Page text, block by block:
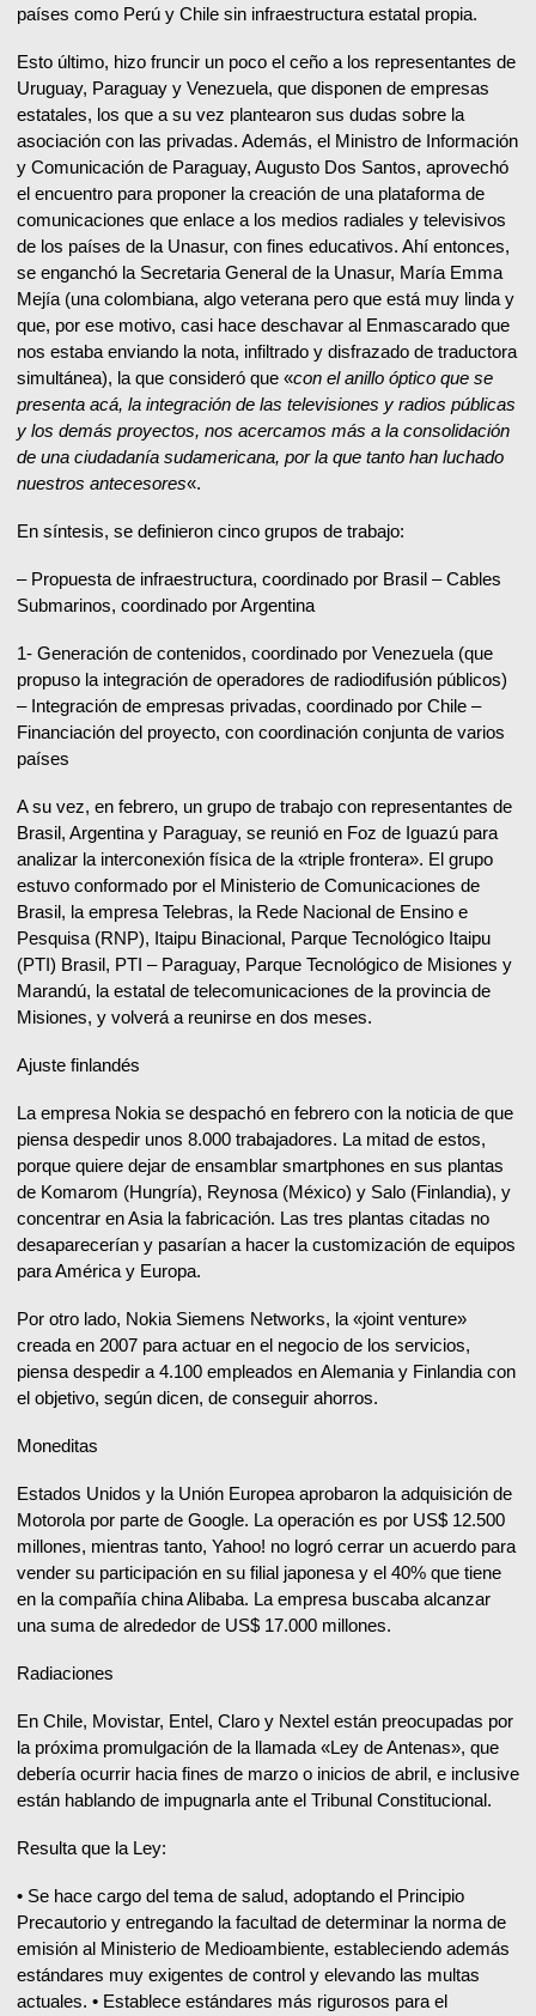
países como Perú y Chile sin infraestructura estatal propia.
Esto último, hizo fruncir un poco el ceño a los representantes de
Uruguay, Paraguay y Venezuela, que disponen de empresas
estatales, los que a su vez plantearon sus dudas sobre la
asociación con las privadas. Además, el Ministro de Información
y Comunicación de Paraguay, Augusto Dos Santos, aprovechó
el encuentro para proponer la creación de una plataforma de
comunicaciones que enlace a los medios radiales y televisivos
de los países de la Unasur, con fines educativos. Ahí entonces,
se enganchó la Secretaria General de la Unasur, María Emma
Mejía (una colombiana, algo veterana pero que está muy linda y
que, por ese motivo, casi hace deschavar al Enmascarado que
nos estaba enviando la nota, infiltrado y disfrazado de traductora
simultánea), la que consideró que «con el anillo óptico que se
presenta acá, la integración de las televisiones y radios públicas
y los demás proyectos, nos acercamos más a la consolidación
de una ciudadanía sudamericana, por la que tanto han luchado
nuestros antecesores«.
En síntesis, se definieron cinco grupos de trabajo:
– Propuesta de infraestructura, coordinado por Brasil – Cables
Submarinos, coordinado por Argentina
1- Generación de contenidos, coordinado por Venezuela (que
propuso la integración de operadores de radiodifusión públicos)
– Integración de empresas privadas, coordinado por Chile –
Financiación del proyecto, con coordinación conjunta de varios
países
A su vez, en febrero, un grupo de trabajo con representantes de
Brasil, Argentina y Paraguay, se reunió en Foz de Iguazú para
analizar la interconexión física de la «triple frontera». El grupo
estuvo conformado por el Ministerio de Comunicaciones de
Brasil, la empresa Telebras, la Rede Nacional de Ensino e
Pesquisa (RNP), Itaipu Binacional, Parque Tecnológico Itaipu
(PTI) Brasil, PTI – Paraguay, Parque Tecnológico de Misiones y
Marandú, la estatal de telecomunicaciones de la provincia de
Misiones, y volverá a reunirse en dos meses.
Ajuste finlandés
La empresa Nokia se despachó en febrero con la noticia de que
piensa despedir unos 8.000 trabajadores. La mitad de estos,
porque quiere dejar de ensamblar smartphones en sus plantas
de Komarom (Hungría), Reynosa (México) y Salo (Finlandia), y
concentrar en Asia la fabricación. Las tres plantas citadas no
desaparecerían y pasarían a hacer la customización de equipos
para América y Europa.
Por otro lado, Nokia Siemens Networks, la «joint venture»
creada en 2007 para actuar en el negocio de los servicios,
piensa despedir a 4.100 empleados en Alemania y Finlandia con
el objetivo, según dicen, de conseguir ahorros.
Moneditas
Estados Unidos y la Unión Europea aprobaron la adquisición de
Motorola por parte de Google. La operación es por US$ 12.500
millones, mientras tanto, Yahoo! no logró cerrar un acuerdo para
vender su participación en su filial japonesa y el 40% que tiene
en la compañía china Alibaba. La empresa buscaba alcanzar
una suma de alrededor de US$ 17.000 millones.
Radiaciones
En Chile, Movistar, Entel, Claro y Nextel están preocupadas por
la próxima promulgación de la llamada «Ley de Antenas», que
debería ocurrir hacia fines de marzo o inicios de abril, e inclusive
están hablando de impugnarla ante el Tribunal Constitucional.
Resulta que la Ley:
• Se hace cargo del tema de salud, adoptando el Principio
Precautorio y entregando la facultad de determinar la norma de
emisión al Ministerio de Medioambiente, estableciendo además
estándares muy exigentes de control y elevando las multas
actuales. • Establece estándares más rigurosos para el